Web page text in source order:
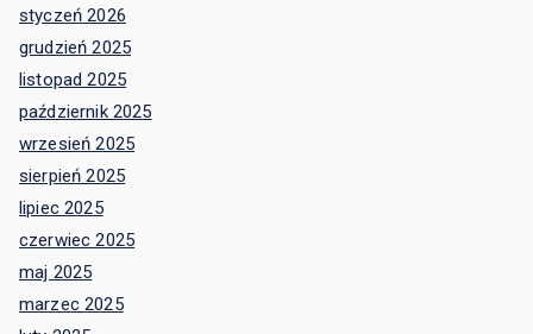
styczeń 2026
grudzień 2025
listopad 2025
październik 2025
wrzesień 2025
sierpień 2025
lipiec 2025
czerwiec 2025
maj 2025
marzec 2025